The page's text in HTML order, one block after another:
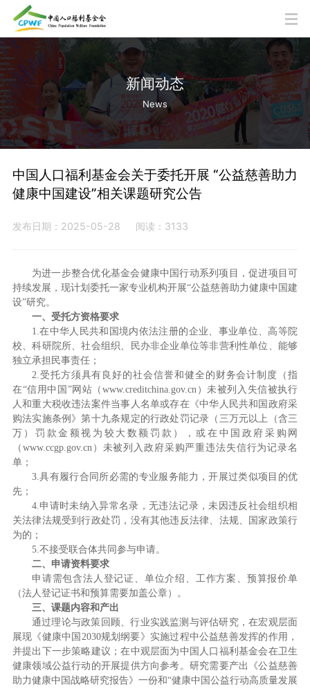
新闻动态
News
中国人口福利基金会关于委托开展 “公益慈善助力
健康中国建设”相关课题研究公告
发布日期：2025-05-28 阅读：3133
为进一步整合优化基金会健康中国行动系列项目，促进项目可
持续发展，现计划委托一家专业机构开展“公益慈善助力健康中国建
设”研究。
一、受托方资格要求
1.在中华人民共和国境内依法注册的企业、事业单位、高等院
校、科研院所、社会组织、民办非企业单位等非营利性单位、能够
独立承担民事责任；
2.受托方须具有良好的社会信誉和健全的财务会计制度（指
在“信用中国”网站（www.creditchina.gov.cn）未被列入失信被执行
人和重大税收违法案件当事人名单或存在《中华人民共和国政府采
购法实施条例》第十九条规定的行政处罚记录（三万元以上（含三
万）罚款金额视为较大数额罚款），或在中国政府采购网
（www.ccgp.gov.cn）未被列入政府采购严重违法失信行为记录名
单；
3.具有履行合同所必需的专业服务能力，开展过类似项目的优
先；
4.申请时未纳入异常名录，无违法记录，未因违反社会组织相
关法律法规受到行政处罚，没有其他违反法律、法规、国家政策行
为的；
5.不接受联合体共同参与申请。
二、申请资料要求
申请需包含法人登记证、单位介绍、工作方案、预算报价单
（法人登记证书和预算需要加盖公章）。
三、课题内容和产出
通过理论与政策回顾、行业实践监测与评估研究，在宏观层面
展现《健康中国2030规划纲要》实施过程中公益慈善发挥的作用，
并提出下一步策略建议；在中观层面为中国人口福利基金会在卫生
健康领域公益行动的开展提供方向参考。研究需要产出《公益慈善
助力健康中国战略研究报告》一份和“健康中国公益行动高质量发展